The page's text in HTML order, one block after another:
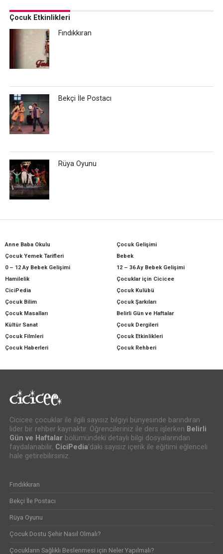
Çocuk Etkinlikleri
Fındıkkıran
Bekçi İle Postacı
Rüya Oyunu
Anne Baba Okulu
Çocuk Gelişimi
Çocuk Yemek Tarifleri
Bebek
0 – 12 Ay Bebek Gelişimi
12 – 36 Ay Bebek Gelişimi
Hamilelik
Çocuklar için Cicicee
CiciPedia
Çocuk Kulübü
Çocuk Bilim
Çocuk Şarkıları
Çocuk Masalları
Belirli Gün ve Haftalar
Kültür Sanat
Çocuk Dergileri
Çocuk Filmleri
Çocuk Etkinlikleri
Çocuk Haberleri
Çocuk Rehberi
Cicicee çocuklar ile ilgili sayısız bilgiyi bünyesinde barındıran
lider bir rehber kaynaktır. Öğrencileriniz ile ders işlerken Belirli
Gün ve Haftalarbölümündeki detaylı bilgi dosyalarından
faydalanabilir, CiciPedia’daki sayısız içerik ile eğitimi eğlenceli
hale getirebilirsiniz.
Fındıkkıran
Bekçi İle Postacı
Rüya Oyunu
Çocuk Dostu Şehir Nasıl Olmalı?
Çocukların Sağlıklı Beslenmesi için Neler Yapılmalı?